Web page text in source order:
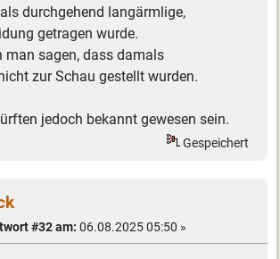
durchgehend langärmlige,
getragen wurde.
man sagen, dass damals
zur Schau gestellt wurden.
jedoch bekannt gewesen sein.
Gespeichert
#32 am: 06.08.2025 05:50 »